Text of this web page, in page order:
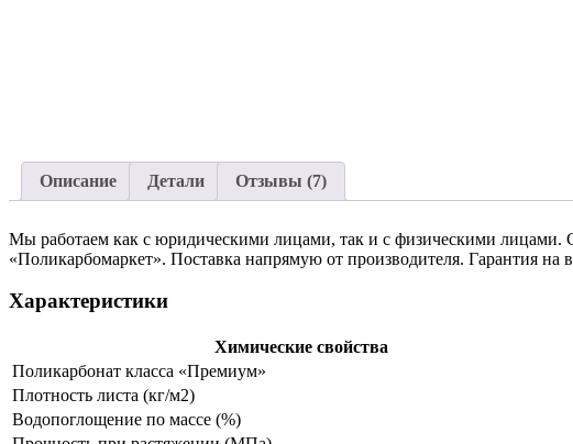
Описание Детали Отзывы (7)
Мы работаем как с юридическими лицами, так и с физическими
«Поликарбомаркет». Поставка напрямую от производителя. Гарантия на
Характеристики
Химические свойства
Поликарбонат класса «Премиум»
Плотность листа (кг/м2)
Водопоглощение по массе (%)